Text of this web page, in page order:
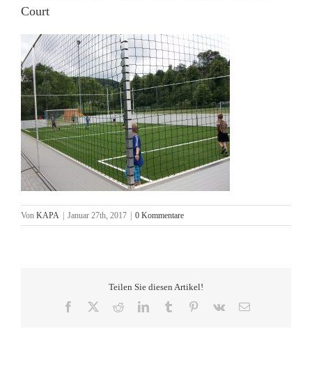
Court
Von KAPA Januar 27th, 2017 0 Kommentare
Teilen Sie diesen Artikel!
Facebook RedditLinkedInTumblr Pinterest
Vk
E-